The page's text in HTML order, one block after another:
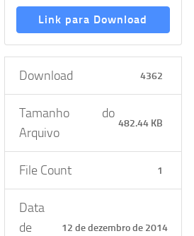
Link para Download
Download 4362
Tamanho do
Arquivo
482.44 KB
File Count 1
Data
de
12 de dezembro de 2014